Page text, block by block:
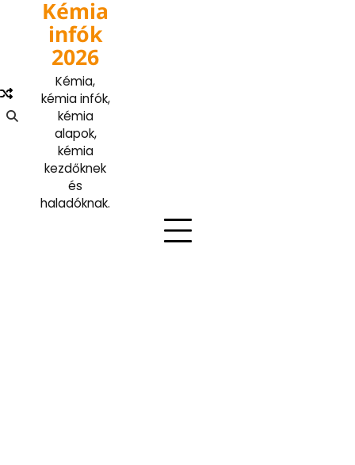
Kémia
infók
2026
Kémia,
kémia infók,
kémia
alapok,
kémia
kezdőknek
és
haladóknak.